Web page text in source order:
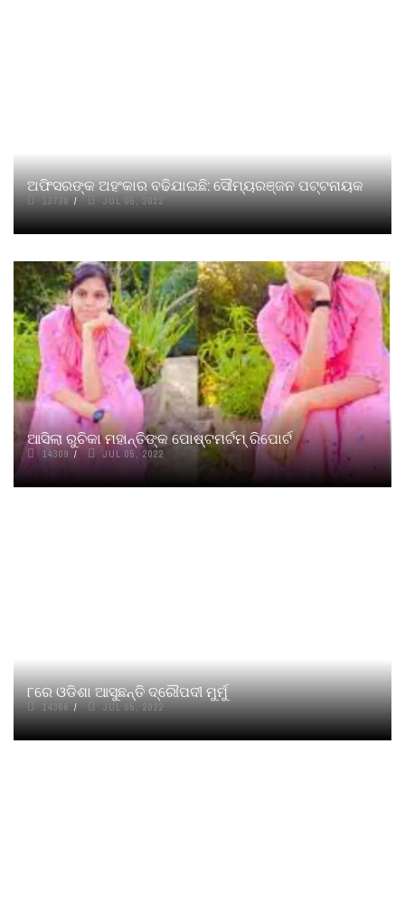
ଅଫିସରଙ୍କ ଅହଂକାର ବଢିଯାଇଛି: ସୌମ୍ୟରଞ୍ଜନ ପଟ୍ଟନାୟକ
13738 JUL 05, 2022
ଆସିଲା ରୁଚିକା ମହାନ୍ତିଙ୍କ ପୋଷ୍ଟମର୍ଟମ୍ ରିପୋର୍ଟ
14309 JUL 05, 2022
୮ରେ ଓଡିଶା ଆସୁଛନ୍ତି ଦ୍ରୌପଦୀ ମୁର୍ମୁ
14366 JUL 05, 2022